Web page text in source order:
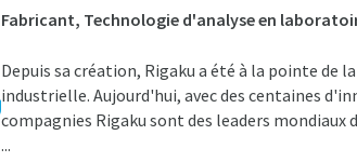
Fabricant, Technologie d'analyse en
Depuis sa création, Rigaku a été à la pointe
industrielle. Aujourd'hui, avec des centaines
compagnies Rigaku sont des leaders mondiaux
...